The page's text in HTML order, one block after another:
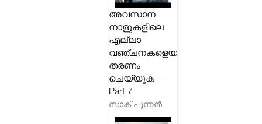
അവസാന
നാളുകളിലെ
എല്ലാ
വഞ്ചനകളെയും
തരണം
ചെയ്യുക -
Part 7
സാക് പുന്നൻ